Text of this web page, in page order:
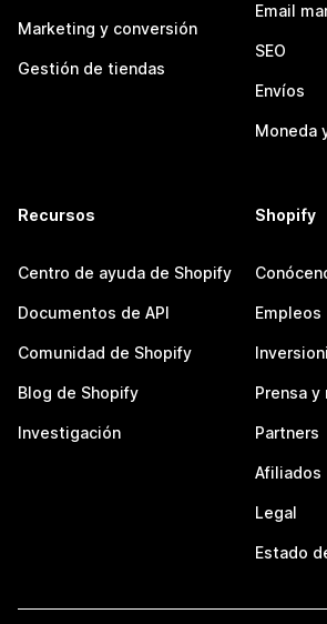
Marketing y conversión
Gestión de tiendas
Email
SEO
Envíos
Moneda
Recursos
Centro de ayuda de Shopify
Documentos de API
Comunidad de Shopify
Blog de Shopify
Investigación
Shopify
Empleos
Prensa
Partners
Afiliados
Legal
Estado